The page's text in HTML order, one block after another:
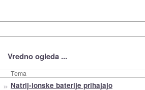
Vredno ogleda ...
Tema
» Natrij-ionske baterije prihajajo